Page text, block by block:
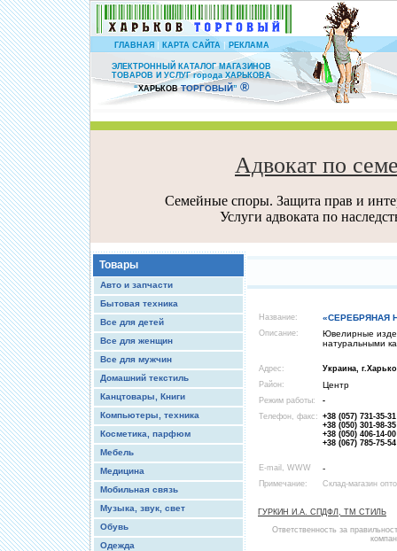
ГЛАВНАЯ| КАРТА САЙТА | РЕКЛАМА
ЭЛЕКТРОННЫЙ КАТАЛОГ МАГАЗИНОВ
ТОВАРОВ И УСЛУГ города ХАРЬКОВА
“ХАРЬКОВ ТОРГОВЫЙ” ®
Адвокат по
Семейные споры. Защита прав и
Услуги адвоката по
Товары
Авто и запчасти
Бытовая техника
Все для детей
Все для женщин
Все для мужчин
Домашний текстиль
Канцтовары, Книги
Компьютеры, техника
Косметика, парфюм
Мебель
Медицина
Мобильная связь
Музыка, звук, свет
Обувь
Одежда
Название: «СЕРЕБРЯНАЯ
Описание:
Ювелирные
натуральными
Адрес:
Украина,
Район:
Центр
Режим работы:
-
Телефон, факс: +38 (057) 731-35-31
+38 (050) 301-98-35
+38 (050) 406-14-00
+38 (067) 785-75-54
E-mail, WWW -
Примечание: Склад-магазин
ГУРКИН И.А. СПДФЛ, ТМ СТИЛЬ
Ответственность за